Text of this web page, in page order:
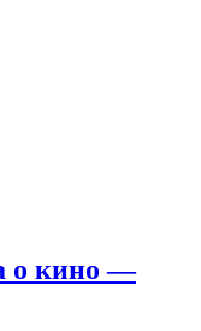
о кино —